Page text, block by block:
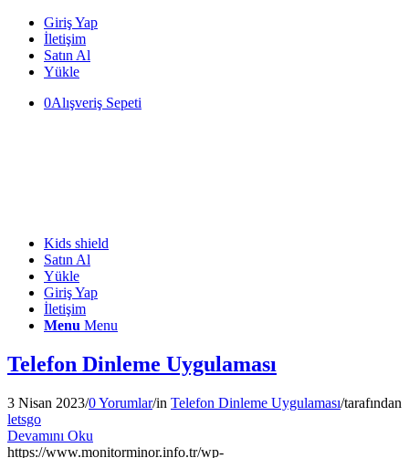
Giriş Yap
İletişim
Satın Al
Yükle
0Alışveriş Sepeti
Kids shield
Satın Al
Yükle
Giriş Yap
İletişim
Menu Menu
Telefon Dinleme Uygulaması
3 Nisan 2023/0 Yorumlar/in Telefon Dinleme Uygulaması/tarafından
letsgo
Devamını Oku
https://www.monitorminor.info.tr/wp-